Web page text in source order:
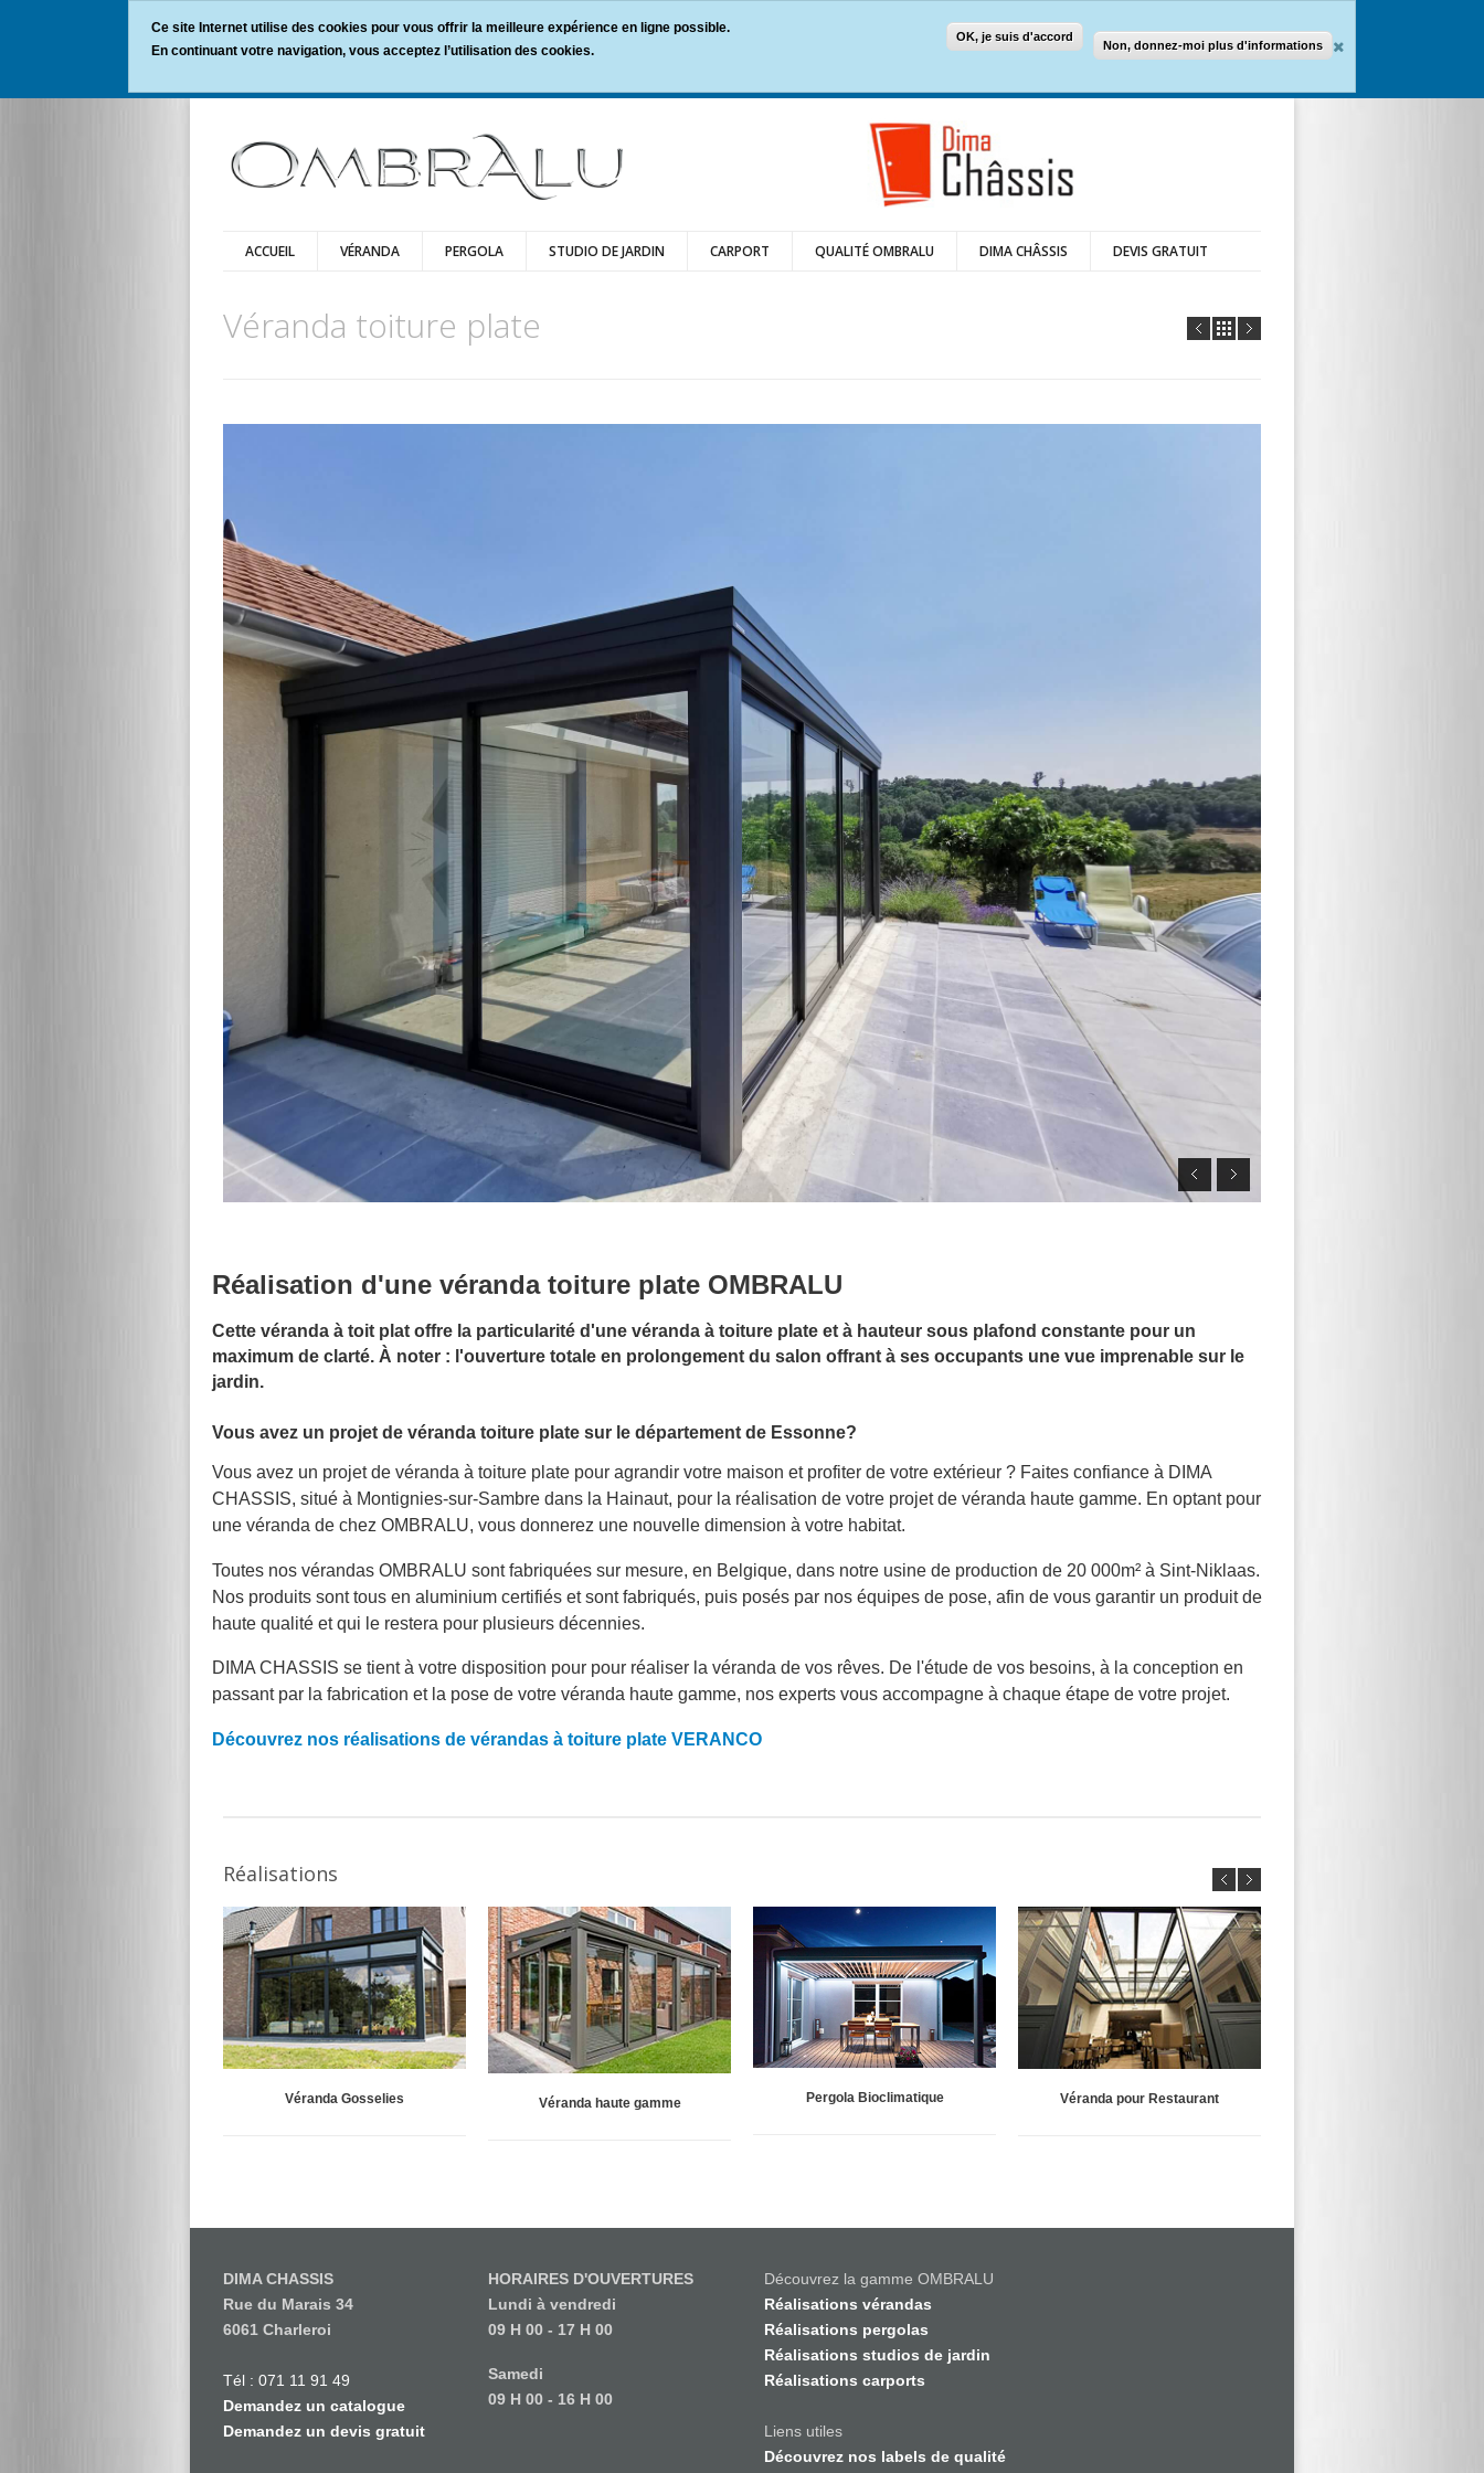
Ce site Internet utilise des cookies pour vous offrir la meilleure expérience en ligne possible.
En continuant votre navigation, vous acceptez l’utilisation des cookies.
OK, je suis d'accord
Non, donnez-moi plus d'informations
ACCUEIL VÉRANDA PERGOLA STUDIO DE JARDIN CARPORT QUALITÉ OMBRALU DIMA CHÂSSIS DEVIS GRATUIT
Véranda toiture plate
Réalisation d'une véranda toiture plate OMBRALU
Cette véranda à toit plat offre la particularité d'une véranda à toiture plate et à hauteur sous plafond constante pour un
maximum de clarté. À noter : l'ouverture totale en prolongement du salon offrant à ses occupants une vue imprenable sur le
jardin.
Vous avez un projet de véranda toiture plate sur le département de Essonne?
Vous avez un projet de véranda à toiture plate pour agrandir votre maison et profiter de votre extérieur ? Faites confiance à DIMA
CHASSIS, situé à Montignies-sur-Sambre dans la Hainaut, pour la réalisation de votre projet de véranda haute gamme. En optant pour
une véranda de chez OMBRALU, vous donnerez une nouvelle dimension à votre habitat.
Toutes nos vérandas OMBRALU sont fabriquées sur mesure, en Belgique, dans notre usine de production de 20 000m² à Sint-Niklaas.
Nos produits sont tous en aluminium certifiés et sont fabriqués, puis posés par nos équipes de pose, afin de vous garantir un produit de
haute qualité et qui le restera pour plusieurs décennies.
DIMA CHASSIS se tient à votre disposition pour pour réaliser la véranda de vos rêves. De l'étude de vos besoins, à la conception en
passant par la fabrication et la pose de votre véranda haute gamme, nos experts vous accompagne à chaque étape de votre projet.
Découvrez nos réalisations de vérandas à toiture plate VERANCO
Réalisations
Véranda Gosselies Véranda haute gamme Pergola Bioclimatique Véranda pour Restaurant
DIMA CHASSIS
Rue du Marais 34
6061 Charleroi
Tél : 071 11 91 49
Demandez un catalogue
Demandez un devis gratuit
HORAIRES D'OUVERTURES
Lundi à vendredi
09 H 00 - 17 H 00
Samedi
09 H 00 - 16 H 00
Découvrez la gamme OMBRALU
Réalisations vérandas
Réalisations pergolas
Réalisations studios de jardin
Réalisations carports
Liens utiles
Découvrez nos labels de qualité